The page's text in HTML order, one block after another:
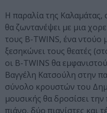
Η παραλία της
θα ζωντανέψει με μια
τους B-TWINS, ένα ντούο
ξεσηκώνει τους θεατές
οι B-TWINS θα
Βαγγέλη Κατσούλη στην
σύνολο κρουστών του
μουσικής θα δροσίσει
πιάνο, δύο πιανίστες και